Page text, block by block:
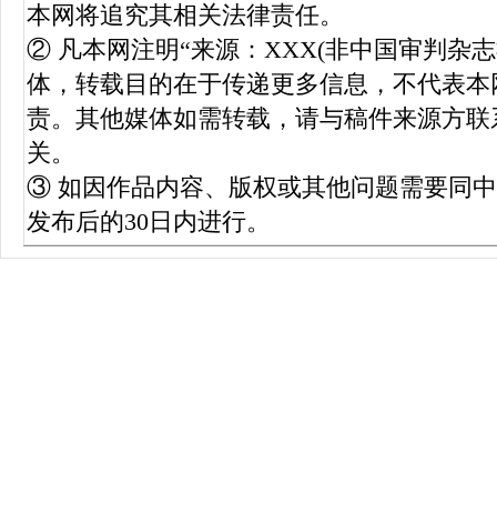
本网将追究其相关法律责任。
② 凡本网注明“来源：XXX(非中国审判杂
体，转载目的在于传递更多信息，不代表
责。其他媒体如需转载，请与稿件来源方
关。
③ 如因作品内容、版权或其他问题需要同
发布后的30日内进行。